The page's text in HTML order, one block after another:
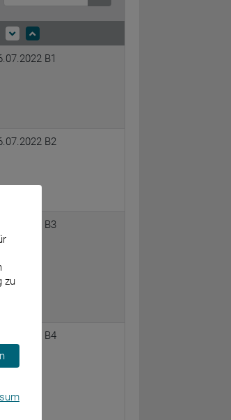
B1
B2
B3
B4
zu